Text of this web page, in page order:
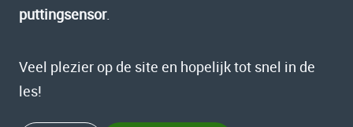
puttingsensor.
Veel plezier op de site en hopelijk tot snel in de
les!